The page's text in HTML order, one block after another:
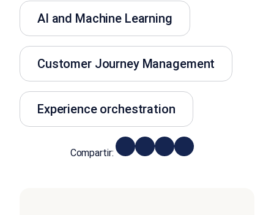
AI and Machine Learning
Customer Journey Management
Experience orchestration
Compartir: